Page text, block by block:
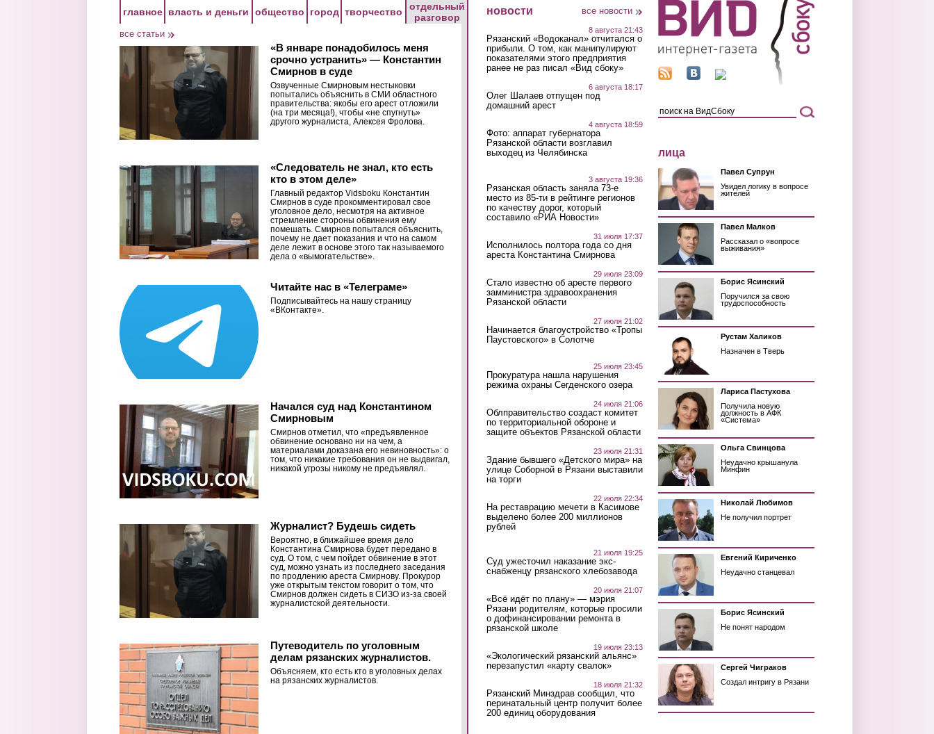
главное власть и деньги общество город творчество
отдельный
разговор
все статьи
«В январе понадобилось меня
срочно устранить» — Константин
Смирнов в суде
Озвученные Смирновым нестыковки
попытались объяснить в СМИ областного
правительства: якобы его арест отложили
(на три месяца!), чтобы «не спугнуть»
другого журналиста, Алексея Фролова.
«Следователь не знал, кто есть
кто в этом деле»
Главный редактор Vidsboku Константин
Смирнов в суде прокомментировал свое
уголовное дело, несмотря на активное
стремление стороны обвинения ему
помешать. Смирнов попытался объяснить,
почему не дает показания и что на самом
деле лежит в основе этого так называемого
дела о «вымогательстве».
Читайте нас в «Телеграме»
Подписывайтесь на нашу страницу
«ВКонтакте».
Начался суд над Константином
Смирновым
Смирнов отметил, что «предъявленное
обвинение основано ни на чем, а
материалами доказана его невиновность»: о
том, что никакие требования он не выдвигал,
никакой угрозы никому не предъявлял.
Журналист? Будешь сидеть
Вероятно, в ближайшее время дело
Константина Смирнова будет передано в
суд. О том, с чем пойдет обвинение в этот
суд, можно узнать из последнего заседания
по продлению ареста Смирнову. Прокурор
уже открытым текстом говорит о том, что
Смирнов должен сидеть в СИЗО из-за своей
журналистской деятельности.
Путеводитель по уголовным
делам рязанских журналистов.
Объясняем, кто есть кто в уголовных делах
на рязанских журналистов.
новости все новости
8 августа 21:43
Рязанский «Водоканал» отчитался о
прибыли. О том, как манипулируют
показателями этого предприятия
ранее не раз писал «Вид сбоку»
6 августа 18:17
Олег Шалаев отпущен под
домашний арест
4 августа 18:59
Фото: аппарат губернатора
Рязанской области возглавил
выходец из Челябинска
3 августа 19:36
Рязанская область заняла 73-е
место из 85-ти в рейтинге регионов
по качеству дорог, который
составило «РИА Новости»
31 июля 17:37
Исполнилось полтора года со дня
ареста Константина Смирнова
29 июля 23:09
Стало известно об аресте первого
замминистра здравоохранения
Рязанской области
27 июля 21:02
Начинается благоустройство «Тропы
Паустовского» в Солотче
25 июля 23:45
Прокуратура нашла нарушения
режима охраны Сегденского озера
24 июля 21:06
Облправительство создаст комитет
по территориальной обороне и
защите объектов Рязанской области
23 июля 21:31
Здание бывшего «Детского мира» на
улице Соборной в Рязани выставили
на торги
22 июля 22:34
На реставрацию мечети в Касимове
выделено более 200 миллионов
рублей
21 июля 19:25
Суд ужесточил наказание экс-
снабженцу рязанского хлебозавода
20 июля 21:07
«Всё идёт по плану» — мэрия
Рязани родителям, которые просили
о дофинансировании ремонта в
рязанской школе
19 июля 23:13
«Экологический рязанский альянс»
перезапустил «карту свалок»
18 июля 21:32
Рязанский Минздрав сообщил, что
перинатальный центр получит более
200 единиц оборудования
лица
Павел Супрун
Увидел логику в вопросе
жителей
Павел Малков
Рассказал о «вопросе
выживания»
Борис Ясинский
Поручился за свою
трудоспособность
Рустам Халиков
Назначен в Тверь
Лариса Пастухова
Получила новую
должность в АФК
«Система»
Ольга Свинцова
Неудачно крышанула
Минфин
Николай Любимов
Не получил портрет
Евгений Кириченко
Неудачно станцевал
Борис Ясинский
Не понят народом
Сергей Чиграков
Создал интригу в Рязани